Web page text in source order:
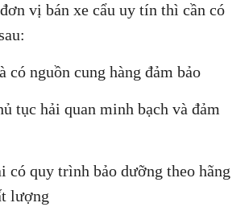
vị bán xe cẩu uy tín thì cần có
có nguồn cung hàng đảm bảo
tục hải quan minh bạch và đảm
có quy trình bảo dưỡng theo hãng
lượng